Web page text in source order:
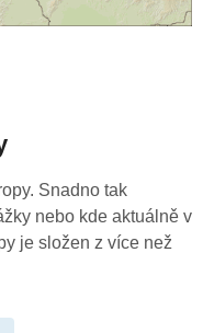
Snadno tak
nebo kde aktuálně v
je složen z více než